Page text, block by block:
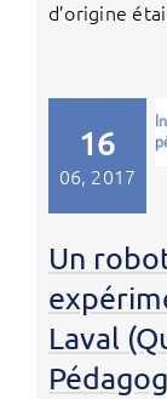
d’origine
16
06, 2017
Un
Laval